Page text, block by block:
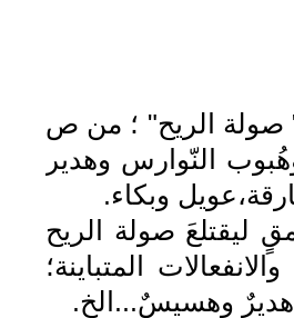
صولة الريح" ؛ من ص
وهُبوب النّوارس وهدير
وبكاء.
ليقتلعَ صولة الريح
المتباينة؛
وهسيسٌ...الخ.